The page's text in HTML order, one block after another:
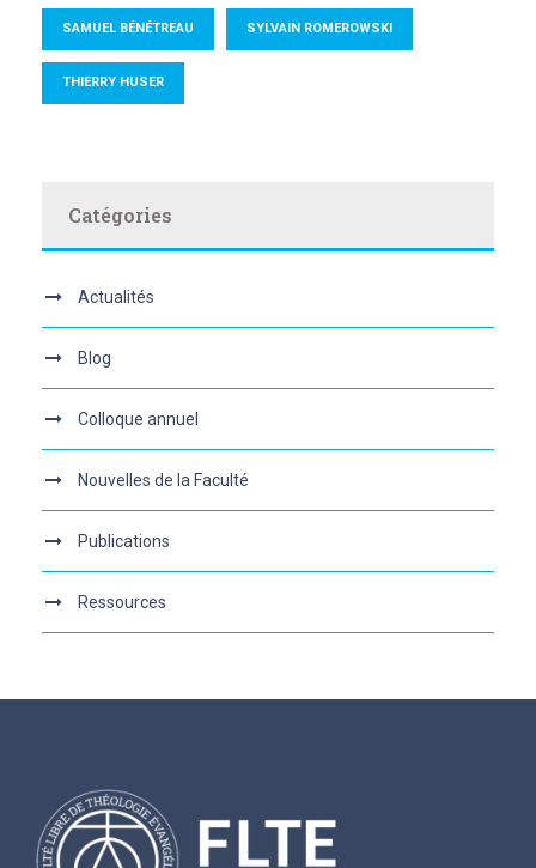
SAMUEL BÉNÉTREAU SYLVAIN ROMEROWSKI
THIERRY HUSER
Catégories
Actualités
Blog
Colloque annuel
Nouvelles de la Faculté
Publications
Ressources